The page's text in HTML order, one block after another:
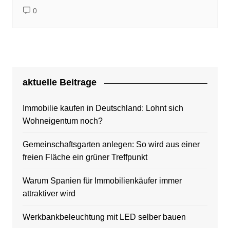
0
aktuelle Beitrage
Immobilie kaufen in Deutschland: Lohnt sich
Wohneigentum noch?
Gemeinschaftsgarten anlegen: So wird aus einer
freien Fläche ein grüner Treffpunkt
Warum Spanien für Immobilienkäufer immer
attraktiver wird
Werkbankbeleuchtung mit LED selber bauen